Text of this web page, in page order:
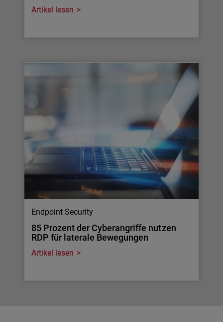
Artikel lesen
Endpoint Security
85 Prozent der Cyberangriffe nutzen
RDP für laterale Bewegungen
Artikel lesen